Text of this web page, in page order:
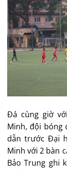
Đá cùng giờ
Minh, đội bóng
dẫn trước Đại
Minh với 2 bàn
Bảo Trung ghi